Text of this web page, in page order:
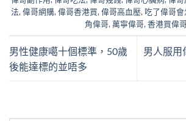
法,偉哥網購,偉哥香港買,偉哥高血壓, 吃了偉哥會
角偉哥,萬寧偉哥,香港買偉哥
男性健康噶十個標準，50歲
後能達標的並唔多
男人服用